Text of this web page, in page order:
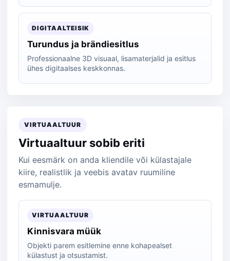
DIGITAALTEISIK
Turundus ja brändiesitlus
Professionaalne 3D visuaal, lisamaterjalid ja esitlus
ühes digitaalses keskkonnas.
VIRTUAALTUUR
Virtuaaltuur sobib eriti
Kui eesmärk on anda kliendile või külastajale
kiire, realistlik ja veebis avatav ruumiline
esmamulje.
VIRTUAALTUUR
Kinnisvara müük
Objekti parem esitlemine enne kohapealset
külastust ja otsustamist.